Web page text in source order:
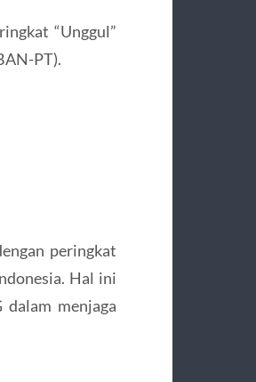
“Unggul”
PT).
peringkat
Hal ini
menjaga